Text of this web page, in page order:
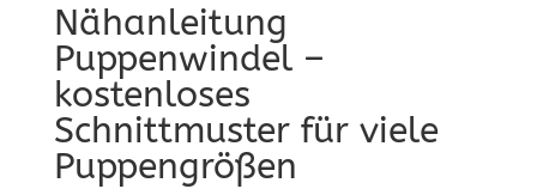
Nähanleitung
Puppenwindel –
kostenloses
Schnittmuster für viele
Puppengrößen